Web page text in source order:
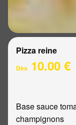
Pizza reine
Dès 10.00 €
Base sauce
champignons